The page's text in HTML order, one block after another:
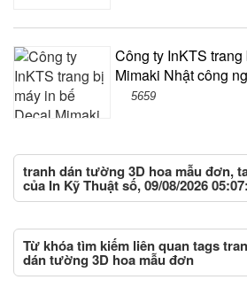
Công ty InKTS
Mimaki Nhật công
5659
tranh dán tường 3D hoa mẫu đơn,
của In Kỹ Thuật số, 09/08/2026
Từ khóa tìm kiếm liên quan tags
dán tường 3D hoa mẫu đơn